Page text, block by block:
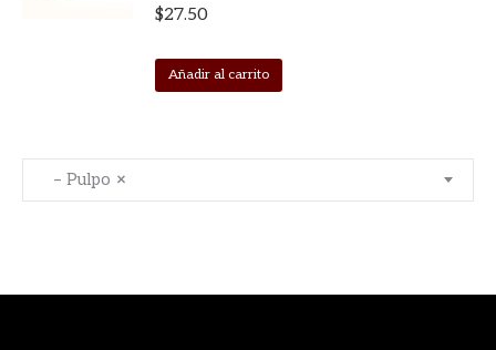
$27.50
Añadir al carrito
×
– Pulpo